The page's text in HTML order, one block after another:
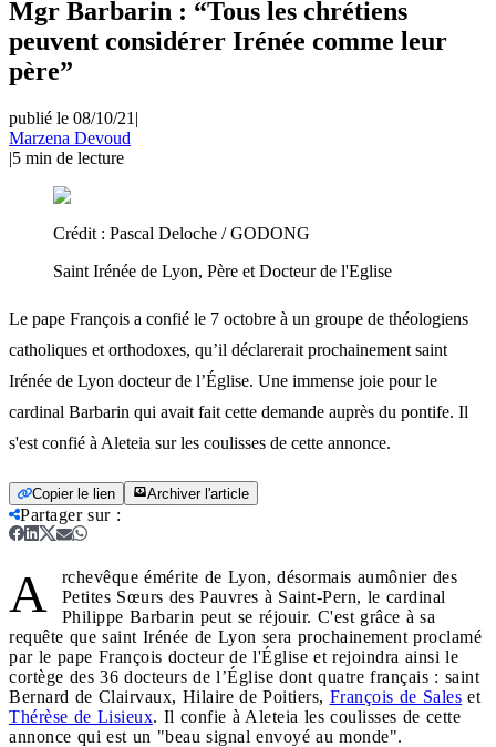
Mgr Barbarin : “Tous les chrétiens
peuvent considérer Irénée comme leur
père”
publié le 08/10/21 |
Marzena Devoud
|5 min de lecture
Crédit : Pascal Deloche / GODONG
Saint Irénée de Lyon, Père et Docteur de l'Eglise
Le pape François a confié le 7 octobre à un groupe de théologiens
catholiques et orthodoxes, qu’il déclarerait prochainement saint
Irénée de Lyon docteur de l’Église. Une immense joie pour le
cardinal Barbarin qui avait fait cette demande auprès du pontife. Il
s'est confié à Aleteia sur les coulisses de cette annonce.
Copier le lien Archiver l'article
Partager sur:
A
rchevêque émérite de Lyon, désormais aumônier des
Petites Sœurs des Pauvres à Saint-Pern, le cardinal
Philippe Barbarin peut se réjouir. C'est grâce à sa
requête que saint Irénée de Lyon sera prochainement proclamé
par le pape François docteur de l'Église et rejoindra ainsi le
cortège des 36 docteurs de l’Église dont quatre français : saint
Bernard de Clairvaux, Hilaire de Poitiers, François de Sales et
Thérèse de Lisieux. Il confie à Aleteia les coulisses de cette
annonce qui est un "beau signal envoyé au monde".